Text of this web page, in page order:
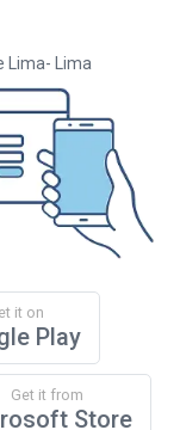
Lima- Lima
it on
Play
Get it from
Store